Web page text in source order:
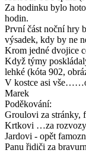
Za hodinku bylo
hodin.
První část noční hry
výsadek, kdy by ne
Krom jedné dvojice
Když týmy
lehké (kóta 902,
V kostce asi
Marek
Poděkování:
Groulovi za stránky,
Krtkovi …za rozvozy,
Jardovi - opět
Panu řidiči za